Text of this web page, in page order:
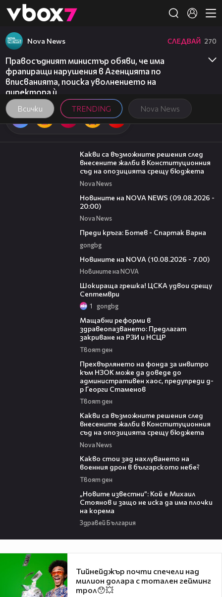
👾
Всички TRENDING Nova News
Nova News СЛЕДВАЙ 270
Правосъдният министър обяви, че има
фрапиращи нарушения в Агенцията по
вписванията, поиска уволнението на
директора ѝ
09:59
Какви са възможните решения след
внесените жалби в Конституционния
съд на опозицията срещу бюджета
Nova News
Новините на NOVA NEWS (09.08.2026 -
20:00)
Nova News
Преди кръга: Ботев - Спартак Варна
gongbg
Новините на NOVA (10.08.2026 - 7.00)
Новините на NOVA
Шокираща грешка! ЦСКА удвои срещу
Септември
1 gongbg
Мащабни реформи в
здравеопазването: Предлагат
закриване на РЗИ и НСЦР
Твоят ден
Прехвърлянето на фонда за инвитро
към НЗОК може да доведе до
административен хаос, предупреди д-
р Георги Стаменов
Твоят ден
Какви са възможните решения след
внесените жалби в Конституционния
съд на опозицията срещу бюджета
Nova News
Какво стои зад нахлуването на
военния дрон в българското небе?
Твоят ден
„Новите известни”: Кой е Михаил
Стоянов и защо не иска да има плочки
на корема
Здравей България
Тийнейджър почти спечели над
милион долара с тотален гейминг
трол😯💥